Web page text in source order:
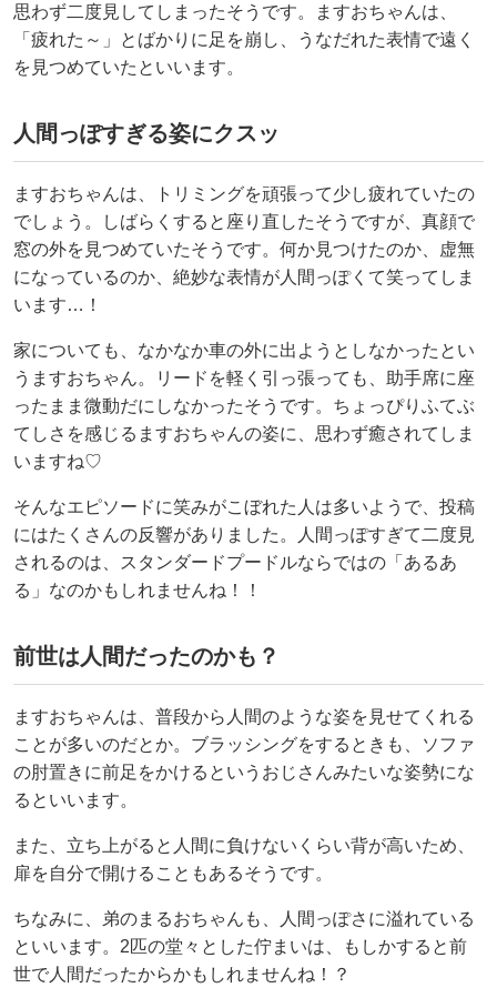
思わず二度見してしまったそうです。ますおちゃんは、
「疲れた～」とばかりに足を崩し、うなだれた表情で遠く
を見つめていたといいます。
人間っぽすぎる姿にクスッ
ますおちゃんは、トリミングを頑張って少し疲れていたの
でしょう。しばらくすると座り直したそうですが、真顔で
窓の外を見つめていたそうです。何か見つけたのか、虚無
になっているのか、絶妙な表情が人間っぽくて笑ってしま
います…！
家についても、なかなか車の外に出ようとしなかったとい
うますおちゃん。リードを軽く引っ張っても、助手席に座
ったまま微動だにしなかったそうです。ちょっぴりふてぶ
てしさを感じるますおちゃんの姿に、思わず癒されてしま
いますね♡
そんなエピソードに笑みがこぼれた人は多いようで、投稿
にはたくさんの反響がありました。人間っぽすぎて二度見
されるのは、スタンダードプードルならではの「あるあ
る」なのかもしれませんね！！
前世は人間だったのかも？
ますおちゃんは、普段から人間のような姿を見せてくれる
ことが多いのだとか。ブラッシングをするときも、ソファ
の肘置きに前足をかけるというおじさんみたいな姿勢にな
るといいます。
また、立ち上がると人間に負けないくらい背が高いため、
扉を自分で開けることもあるそうです。
ちなみに、弟のまるおちゃんも、人間っぽさに溢れている
といいます。2匹の堂々とした佇まいは、もしかすると前
世で人間だったからかもしれませんね！？